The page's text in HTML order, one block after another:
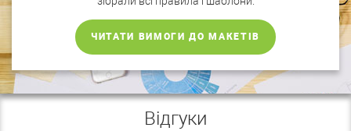
ЧИТАТИ ВИМОГИ ДО МАКЕТІВ
Відгуки